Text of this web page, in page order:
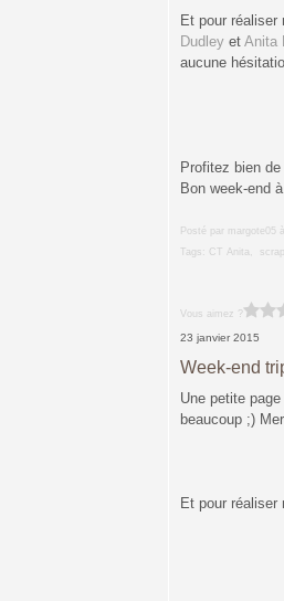
Et pour
Dudley et Anita
aucune
Profitez bien
Bon week-end
Posté par margote05
Tags: CT Anita,
Vous aimez ?
23 janvier 2015
Week-end
Une petite
beaucoup ;)
Et pour